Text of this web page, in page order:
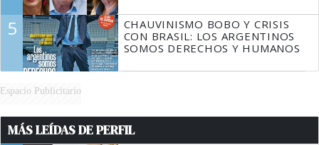
5
CHAUVINISMO BOBO Y CRISIS
CON BRASIL: LOS ARGENTINOS
SOMOS DERECHOS Y HUMANOS
Espacio Publicitario
MÁS LEÍDAS DE PERFIL